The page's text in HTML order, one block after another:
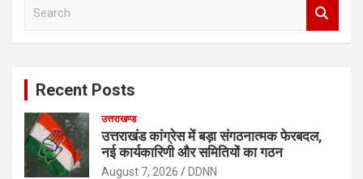
Recent Posts
उत्तराखण्ड
उत्तराखंड कांग्रेस में बड़ा संगठनात्मक फेरबदल,
नई कार्यकारिणी और समितियों का गठन
August 7, 2026 DDNN